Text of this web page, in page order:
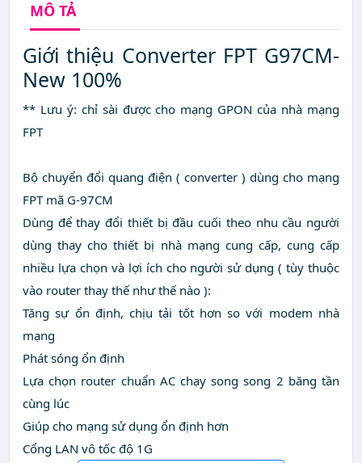
MÔ TẢ
Giới thiệu Converter FPT G97CM-
New 100%
** Lưu ý: chỉ sài được cho mạng GPON của nhà mạng
FPT
Bộ chuyển đổi quang điện ( converter ) dùng cho mạng
FPT mã G-97CM
Dùng để thay đổi thiết bị đầu cuối theo nhu cầu người
dùng thay cho thiết bị nhà mạng cung cấp, cung cấp
nhiều lựa chọn và lợi ích cho người sử dụng ( tùy thuộc
vào router thay thế như thế nào ):
Tăng sự ổn định, chịu tải tốt hơn so với modem nhà
mạng
Phát sóng ổn định
Lựa chọn router chuẩn AC chạy song song 2 băng tần
cùng lúc
Giúp cho mạng sử dụng ổn định hơn
Cổng LAN vô tốc độ 1G